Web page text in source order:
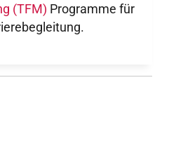
(TFM) Programme für